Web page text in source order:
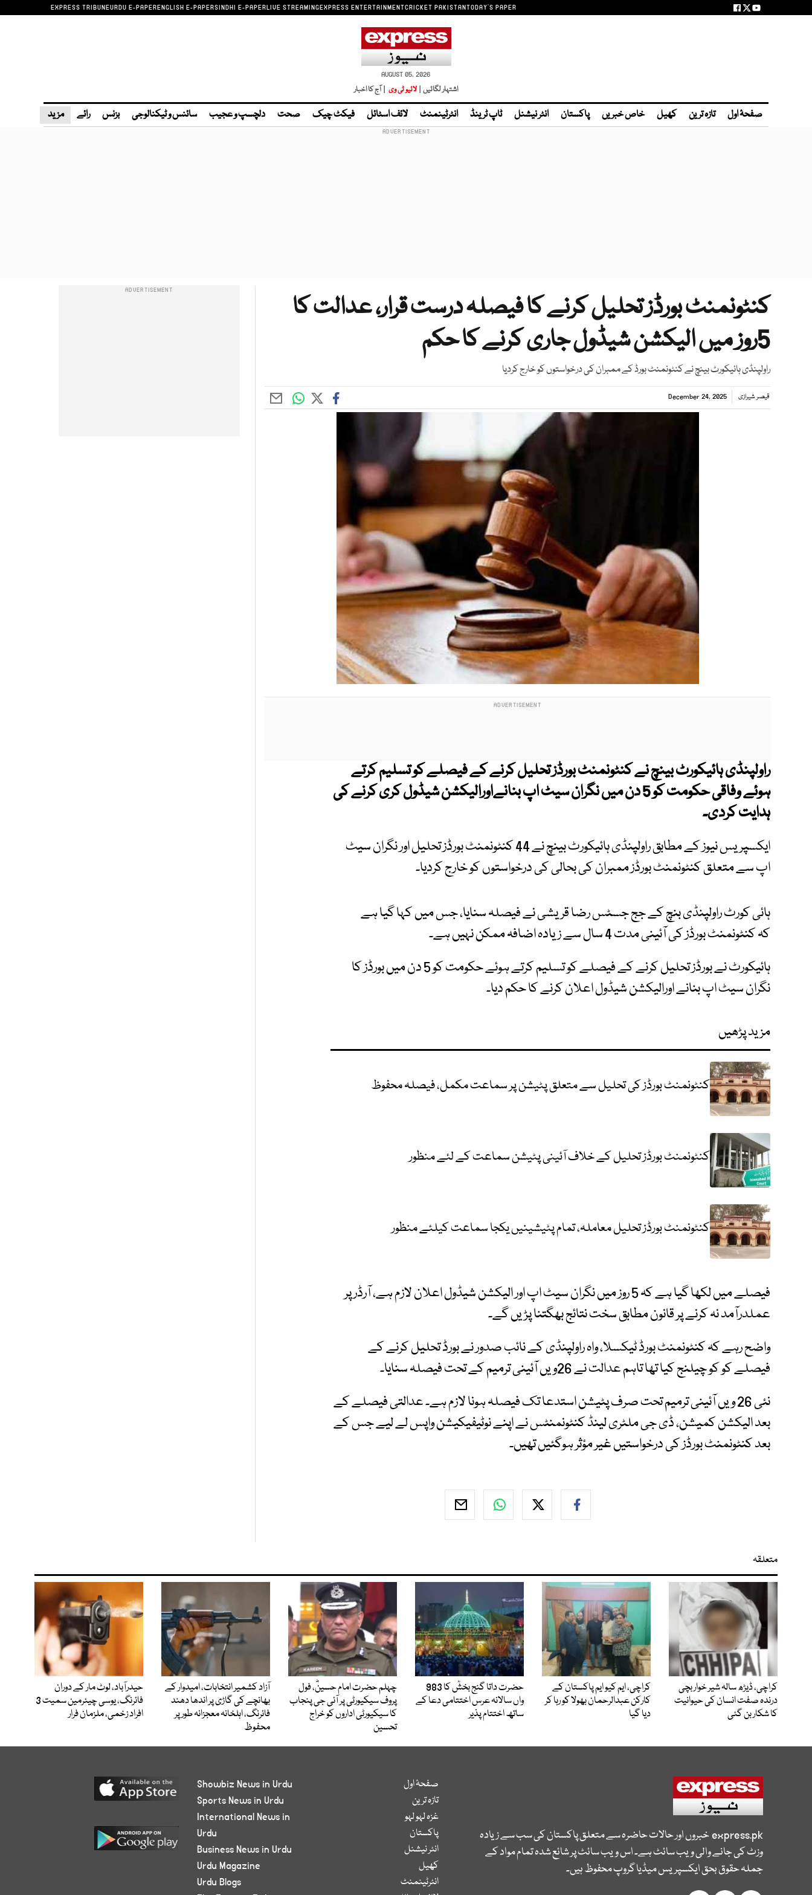
EXPRESS TRIBUNEURDU E-PAPERENGLISH E-PAPERSINDHI E-PAPERLIVE STREAMINGEXPRESS ENTERTAINMENTCRICKET PAKISTANTODAY'S PAPER
AUGUST 05, 2026
اشتہار لگائیں | لائیو ٹی وی | آج کا اخبار
صفحۂ اول تازہ ترین کھیل خاص خبریں پاکستان انٹر نیشنل ٹاپ ٹرینڈ انٹرٹینمنٹ لائف اسٹائل فیکٹ چیک صحت دلچسپ و عجیب سائنس و ٹیکنالوجی بزنس رائے مزید
کنٹونمنٹ بورڈز تحلیل کرنے کا فیصلہ درست قرار، عدالت کا
5روز میں الیکشن شیڈول جاری کرنے کا حکم
راولپنڈی ہائیکورٹ بینچ نے کنٹونمنٹ بورڈ کے ممبران کی درخواستوں کو خارج کردیا
قیصر شیرازی December 24, 2025
راولپنڈی ہائیکورٹ بینچ نے کنٹونمنٹ بورڈز تحلیل کرنے کے فیصلے کو تسلیم کرتے
ہوئے وفاقی حکومت کو 5 دن میں نگران سیٹ اپ بنانےاورالیکشن شیڈول کری کرنے کی
ہدایت کردی۔
ایکسپریس نیوز کے مطابق راولپنڈی ہائیکورٹ بینچ نے 44 کنٹونمنٹ بورڈز تحلیل اور نگران سیٹ
اپ سے متعلق کنٹونمنٹ بورڈز ممبران کی بحالی کی درخواستوں کو خارج کردیا۔
ہائی کورٹ راولپنڈی بنچ کے جج جسٹس رضا قریشی نے فیصلہ سنایا، جس میں کہا گیا ہے
کہ کنٹونمنٹ بورڈز کی آئینی مدت 4 سال سے زیادہ اضافہ ممکن نہیں ہے۔
ہائیکورٹ نے بورڈز تحلیل کرنے کے فیصلے کو تسلیم کرتے ہوئے حکومت کو 5 دن میں بورڈز کا
نگران سیٹ اپ بنانے اورالیکشن شیڈول اعلان کرنے کا حکم دیا۔
مزید پڑھیں
کنٹونمنٹ بورڈز کی تحلیل سے متعلق پٹیشن پر سماعت مکمل، فیصلہ محفوظ
کنٹونمنٹ بورڈز تحلیل کے خلاف آئینی پٹیشن سماعت کے لئے منظور
کنٹونمنٹ بورڈز تحلیل معاملہ، تمام پٹیشینیں یکجا سماعت کیلئے منظور
فیصلے میں لکھا گیا ہے کہ 5 روز میں نگران سیٹ اپ اور الیکشن شیڈول اعلان لازم ہے، آرڈر پر
عملدرآمد نہ کرنے پر قانون مطابق سخت نتائج بھگتنا پڑیں گے۔
واضح رہے کہ کنٹونمنٹ بورڈ ٹیکسلا، واہ راولپنڈی کے نائب صدور نے بورڈ تحلیل کرنے کے
فیصلے کو کو چیلنج کیا تھا تاہم عدالت نے 26ویں آئینی ترمیم کے تحت فیصلہ سنایا۔
نئی 26 ویں آئینی ترمیم تحت صرف پٹیشن استدعا تک فیصلہ ہونا لازم ہے۔ عدالتی فیصلے کے
بعد الیکشن کمیشن، ڈی جی ملٹری لینڈ کنٹونمنٹس نے اپنے نوٹیفیکیشن واپس لے لیے جس کے
بعد کنٹونمنٹ بورڈز کی درخواستیں غیر مؤثر ہوگئیں تھیں۔
متعلقہ
کراچی، ڈیڑھ سالہ شیر خوار بچی
درندہ صفت انسان کی حیوانیت
کا شکار بن گئی
کراچی، ایم کیو ایم پاکستان کے
کارکن عبدالرحمان بھولا کو رہا کر
دیا گیا
حضرت داتا گنج بخشؒ کا 983
واں سالانہ عرس اختتامی دعا کے
ساتھ اختتام پذیر
چہلم حضرت امام حسینؓ، فول
پروف سیکیورٹی پر آئی جی پنجاب
کا سیکیورٹی اداروں کو خراج
تحسین
آزاد کشمیر انتخابات، امیدوار کے
بھانچے کی گاڑی پر اندھا دھند
فائرنگ، اہلخانہ معجزانہ طور پر
محفوظ
حیدرآباد، لوٹ مار کے دوران
فائرنگ، یوسی چیئرمین سمیت 3
افراد زخمی، ملزمان فرار
express.pkخبروں اور حالات حاضرہ سے متعلق پاکستان کی سب سے زیادہ
وزٹ کی جانے والی ویب سائٹ ہے۔ اس ویب سائٹ پر شائع شدہ تمام مواد کے
جملہ حقوق بحق ایکسپریس میڈیا گروپ محفوظ ہیں۔
صفحۂ اول
تازہ ترین
غزہ لہو لہو
پاکستان
انٹر نیشنل
کھیل
انٹرٹینمنٹ
Showbiz News in Urdu
Sports News in Urdu
International News in
Urdu
Business News in Urdu
Urdu Magazine
Urdu Blogs